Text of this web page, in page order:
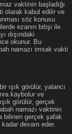
vaktinin başladığı
olarak kabul edilir ve
söz konusu
ezanın bitişi ile
dışındaki
okunur. Bu
namazı imsak vakti
ışık görülür, yalancı
kaybolur ve
görülür, gerçek
namazı vaktinin
bilinen gerçek şafak
devam eder.